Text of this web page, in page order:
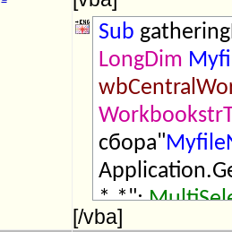
Sub
LongDim
сбора"
*.*";
[/vba]